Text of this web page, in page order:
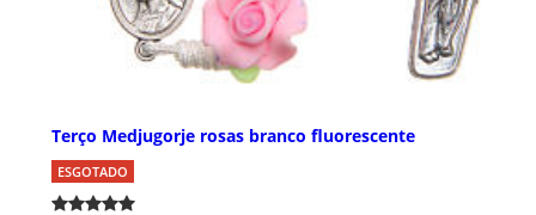
Terço Medjugorje rosas branco fluorescente
ESGOTADO